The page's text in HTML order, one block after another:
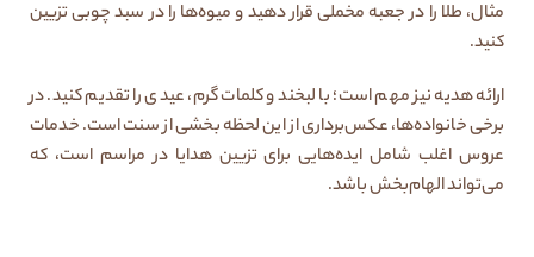
مثال، طلا را در جعبه مخملی قرار دهید و میوه‌ها را در سبد چوبی تزیین
کنید.
ارائه هدیه نیز مهم است؛ با لبخند و کلمات گرم، عیدی را تقدیم کنید. در
برخی خانواده‌ها، عکس‌برداری از این لحظه بخشی از سنت است. خدمات
عروس اغلب شامل ایده‌هایی برای تزیین هدایا در مراسم است، که
می‌تواند الهام‌بخش باشد.